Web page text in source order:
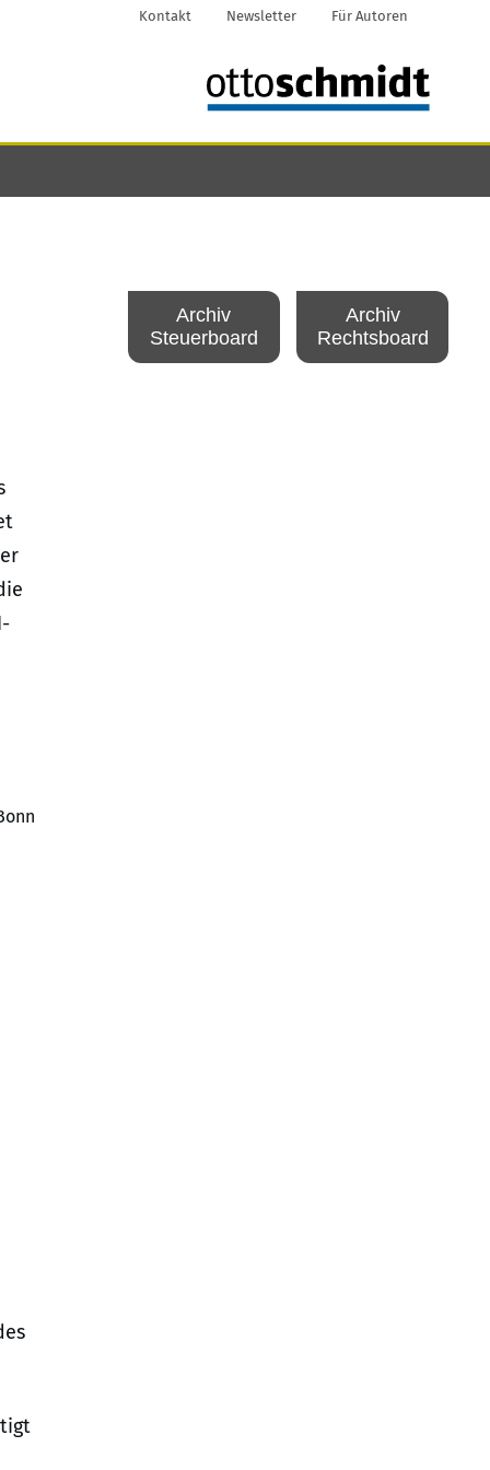
Kontakt Newsletter Für Autoren
Archiv
Steuerboard
Archiv
Rechtsboard